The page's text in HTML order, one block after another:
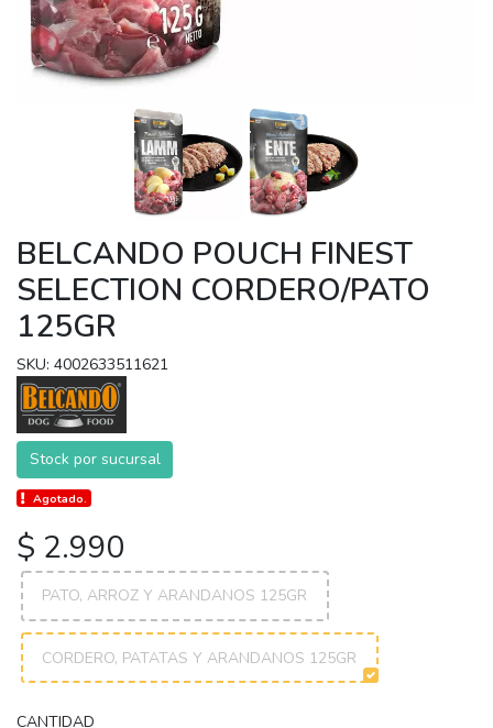
BELCANDO POUCH FINEST
SELECTION CORDERO/PATO
125GR
SKU: 4002633511621
Stock por sucursal
Agotado.
$ 2.990
PATO, ARROZ Y ARANDANOS 125GR
CORDERO, PATATAS Y ARANDANOS 125GR
CANTIDAD